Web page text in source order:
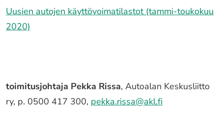
Uusien autojen käyttövoimatilastot (tammi-toukokuu
2020)
toimitusjohtaja Pekka Rissa, Autoalan Keskusliitto
ry, p. 0500 417 300, pekka.rissa@akl.fi